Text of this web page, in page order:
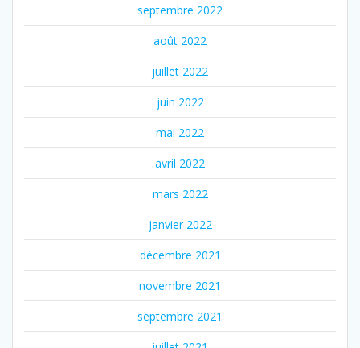
septembre 2022
août 2022
juillet 2022
juin 2022
mai 2022
avril 2022
mars 2022
janvier 2022
décembre 2021
novembre 2021
septembre 2021